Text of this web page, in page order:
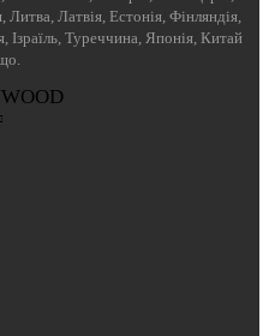
Литва, Латвія, Естонія, Фінляндія,
Ізраїль, Туреччина, Японія, Китай